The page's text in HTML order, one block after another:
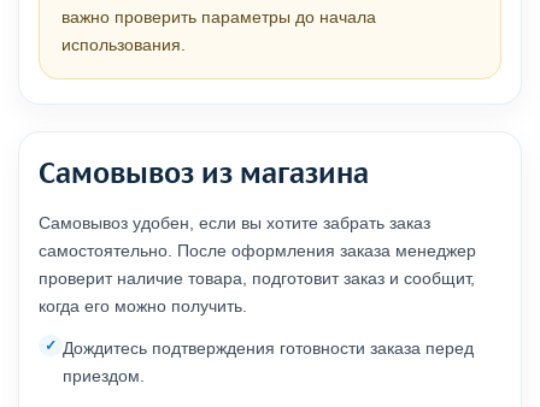
важно проверить параметры до начала
использования.
Самовывоз из магазина
Самовывоз удобен, если вы хотите забрать заказ
самостоятельно. После оформления заказа менеджер
проверит наличие товара, подготовит заказ и сообщит,
когда его можно получить.
Дождитесь подтверждения готовности заказа перед
приездом.